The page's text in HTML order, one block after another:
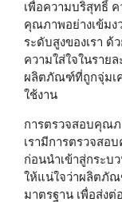
เพื่อความบริสุทธิ์
คุณภาพอย่างเข้มง
ระดับสูงของเรา
ความใส่ใจในราย
ผลิตภัณฑ์ที่ถูกจุ่มเ
ใช้งาน
การตรวจสอบคุณ
เรามีการตรวจส
ก่อนนำเข้าสู่กระบ
ให้แน่ใจว่าผลิตภัณ
มาตรฐาน เพื่อส่ง